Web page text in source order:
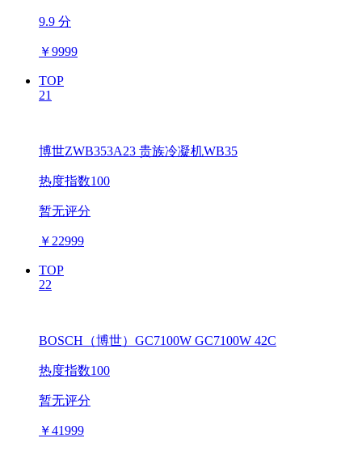
9.9 分
￥9999
TOP
21
博世ZWB353A23 贵族冷凝机WB35
热度指数100
暂无评分
￥ 22999
TOP
22
BOSCH（博世）GC7100W GC7100W 42C
热度指数100
暂无评分
￥41999